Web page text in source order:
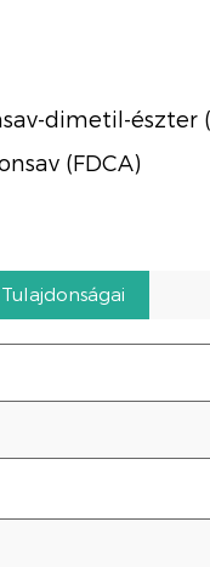
dimetil-észter
(FDCA)